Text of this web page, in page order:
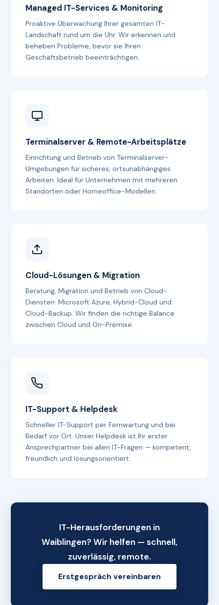
Managed IT-Services & Monitoring
Proaktive Überwachung Ihrer gesamten IT-
Landschaft rund um die Uhr. Wir erkennen und
beheben Probleme, bevor sie Ihren
Geschäftsbetrieb beeinträchtigen.
Terminalserver & Remote-Arbeitsplätze
Einrichtung und Betrieb von Terminalserver-
Umgebungen für sicheres, ortsunabhängiges
Arbeiten. Ideal für Unternehmen mit mehreren
Standorten oder Homeoffice-Modellen.
Cloud-Lösungen & Migration
Beratung, Migration und Betrieb von Cloud-
Diensten: Microsoft Azure, Hybrid-Cloud und
Cloud-Backup. Wir finden die richtige Balance
zwischen Cloud und On-Premise.
IT-Support & Helpdesk
Schneller IT-Support per Fernwartung und bei
Bedarf vor Ort. Unser Helpdesk ist Ihr erster
Ansprechpartner bei allen IT-Fragen — kompetent,
freundlich und lösungsorientiert.
IT-Herausforderungen in
Waiblingen? Wir helfen — schnell,
zuverlässig, remote.
Erstgespräch vereinbaren